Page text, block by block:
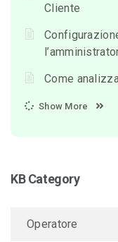
Cliente
Come
Show More
KB Category
Operatore